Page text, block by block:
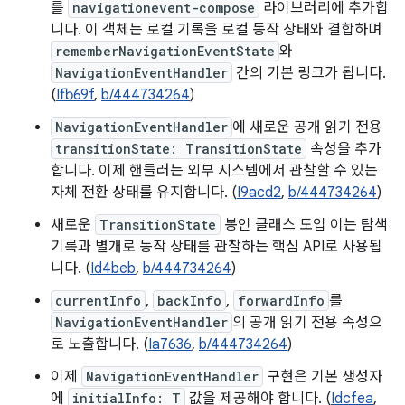
를 navigationevent-compose 라이브러리에 추가합
니다. 이 객체는 로컬 기록을 로컬 동작 상태와 결합하며
rememberNavigationEventState 와
NavigationEventHandler 간의 기본 링크가 됩니다.
(Ifb69f, b/444734264)
NavigationEventHandler 에 새로운 공개 읽기 전용
transitionState: TransitionState 속성을 추가
합니다. 이제 핸들러는 외부 시스템에서 관찰할 수 있는
자체 전환 상태를 유지합니다. (I9acd2, b/444734264)
새로운 TransitionState 봉인 클래스 도입 이는 탐색
기록과 별개로 동작 상태를 관찰하는 핵심 API로 사용됩
니다. (Id4beb, b/444734264)
currentInfo , backInfo , forwardInfo 를
NavigationEventHandler 의 공개 읽기 전용 속성으
로 노출합니다. (Ia7636, b/444734264)
이제
NavigationEventHandler 구현은 기본 생성자
에
initialInfo: T 값을 제공해야 합니다. (Idcfea,